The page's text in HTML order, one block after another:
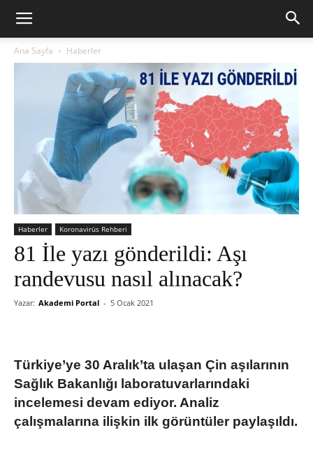
Ana Sayfa Haberler
Haberler Koronavirüs Rehberi
81 İle yazı gönderildi: Aşı
randevusu nasıl alınacak?
Yazar: Akademi Portal - 5 Ocak 2021
Türkiye’ye 30 Aralık’ta ulaşan Çin aşılarının
Sağlık Bakanlığı laboratuvarlarındaki
incelemesi devam ediyor. Analiz
çalışmalarına ilişkin ilk görüntüler paylaşıldı.